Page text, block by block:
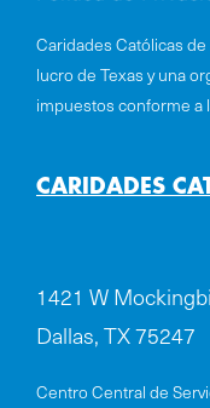
CARIDADES
1421 W
Dallas, TX 75247
Centro Central de
Caridades Católicas
lucro de Texas y una
impuestos conforme a